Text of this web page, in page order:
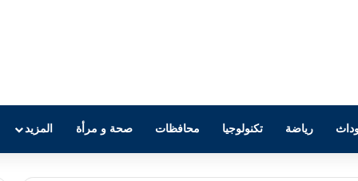
رياضة تكنولوجيا محافظات صحة و مرأة المزيد